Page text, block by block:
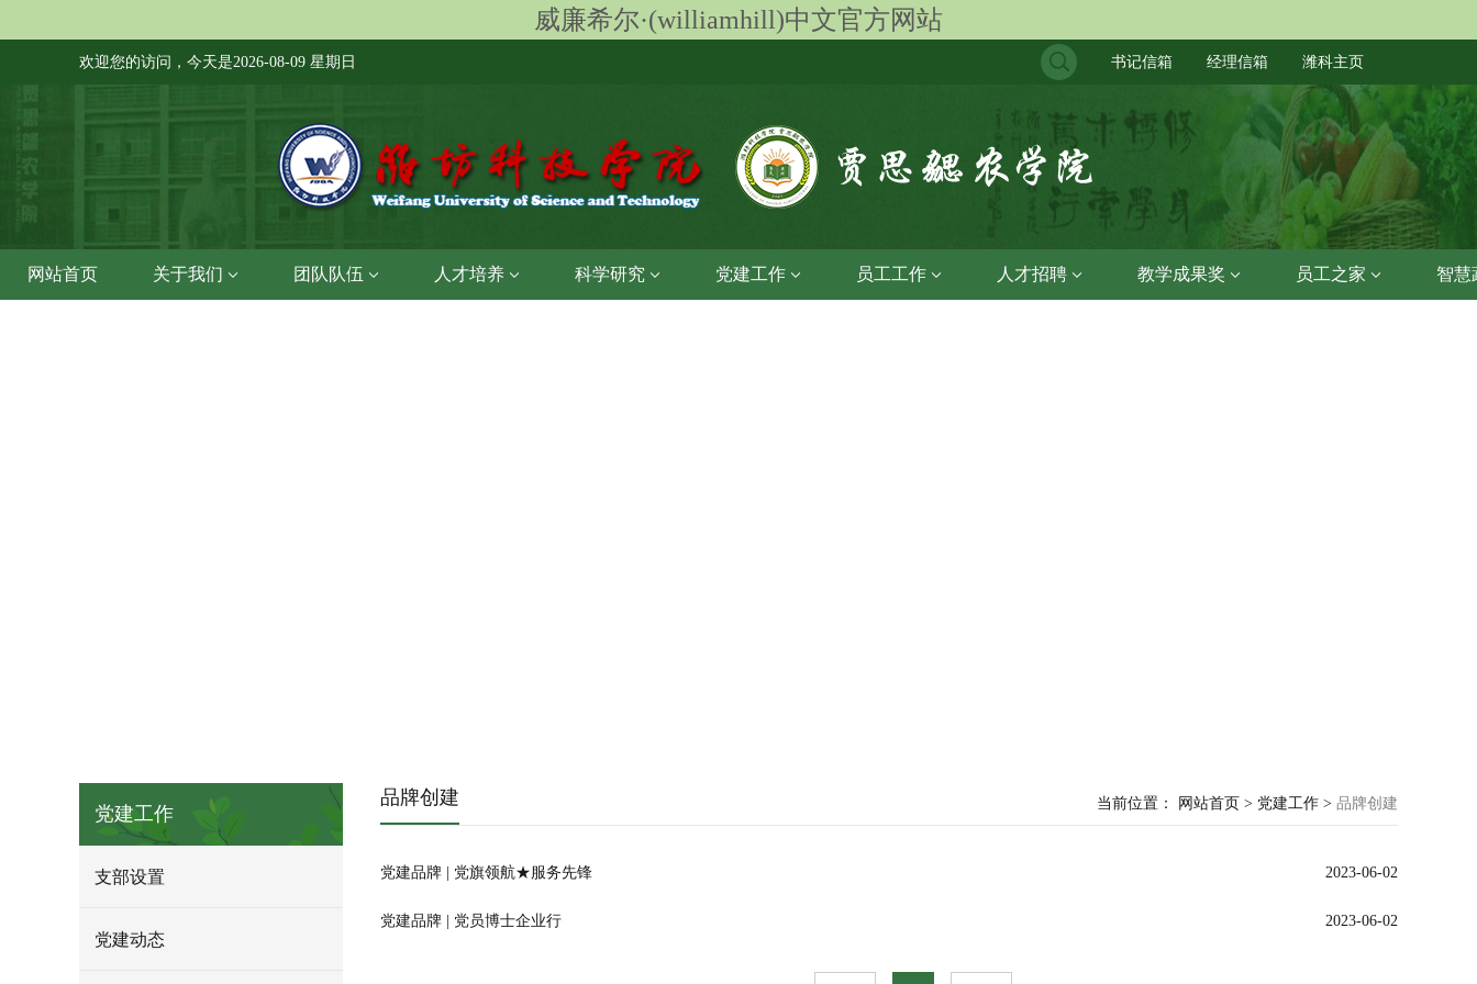
威廉希尔·(williamhill)中文官方网站
欢迎您的访问，今天是2026-08-09 星期日 书记信箱 经理信箱 潍科主页
网站首页 关于我们 团队队伍 人才培养 科学研究 党建工作 员工工作 人才招聘 教学成果奖 员工之家 智慧
党建工作
支部设置
党建动态
品牌创建 当前位置： 网站首页 > 党建工作 > 品牌创建
党建品牌 | 党旗领航★服务先锋 2023-06-02
党建品牌 | 党员博士企业行 2023-06-02